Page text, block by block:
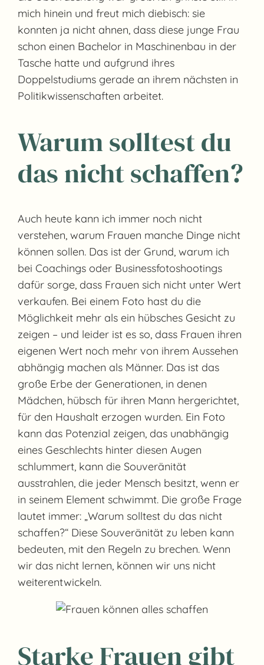
mich hinein und freut mich diebisch: sie
konnten ja nicht ahnen, dass diese junge Frau
schon einen Bachelor in Maschinenbau in der
Tasche hatte und aufgrund ihres
Doppelstudiums gerade an ihrem nächsten in
Politikwissenschaften arbeitet.
Warum solltest du
das nicht schaffen?
Auch heute kann ich immer noch nicht
verstehen, warum Frauen manche Dinge nicht
können sollen. Das ist der Grund, warum ich
bei Coachings oder Businessfotoshootings
dafür sorge, dass Frauen sich nicht unter Wert
verkaufen. Bei einem Foto hast du die
Möglichkeit mehr als ein hübsches Gesicht zu
zeigen – und leider ist es so, dass Frauen ihren
eigenen Wert noch mehr von ihrem Aussehen
abhängig machen als Männer. Das ist das
große Erbe der Generationen, in denen
Mädchen, hübsch für ihren Mann hergerichtet,
für den Haushalt erzogen wurden. Ein Foto
kann das Potenzial zeigen, das unabhängig
eines Geschlechts hinter diesen Augen
schlummert, kann die Souveränität
ausstrahlen, die jeder Mensch besitzt, wenn er
in seinem Element schwimmt. Die große Frage
lautet immer: „Warum solltest du das nicht
schaffen?“ Diese Souveränität zu leben kann
bedeuten, mit den Regeln zu brechen. Wenn
wir das nicht lernen, können wir uns nicht
weiterentwickeln.
Starke Frauen gibt